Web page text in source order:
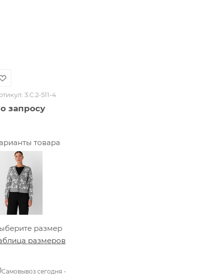
3.C.2-511-4
запросу
товара
размер
размеров
Самовывоз сегодня -